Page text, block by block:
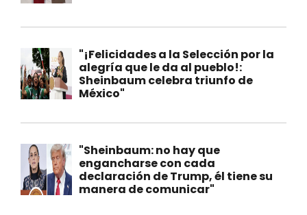
"¡Felicidades a la Selección por la
alegría que le da al pueblo!:
Sheinbaum celebra triunfo de
México"
"Sheinbaum: no hay que
engancharse con cada
declaración de Trump, él tiene su
manera de comunicar"